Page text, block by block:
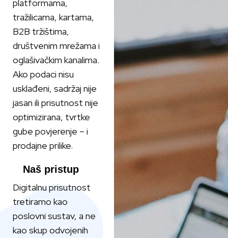
platformama,
tražilicama, kartama,
B2B tržištima,
društvenim mrežama i
oglašivačkim kanalima.
Ako podaci nisu
usklađeni, sadržaj nije
jasan ili prisutnost nije
optimizirana, tvrtke
gube povjerenje – i
prodajne prilike.
Naš pristup
Digitalnu prisutnost
tretiramo kao
poslovni sustav, a ne
kao skup odvojenih